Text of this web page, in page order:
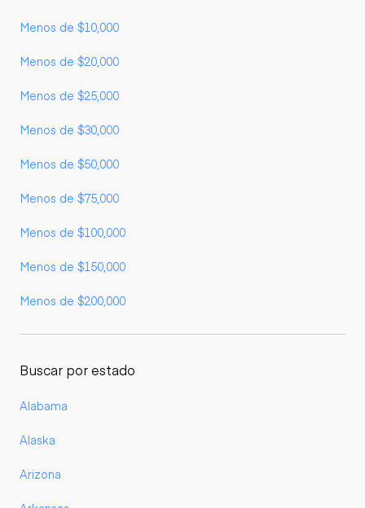
Menos de $10,000
Menos de $20,000
Menos de $25,000
Menos de $30,000
Menos de $50,000
Menos de $75,000
Menos de $100,000
Menos de $150,000
Menos de $200,000
Buscar por estado
Alabama
Alaska
Arizona